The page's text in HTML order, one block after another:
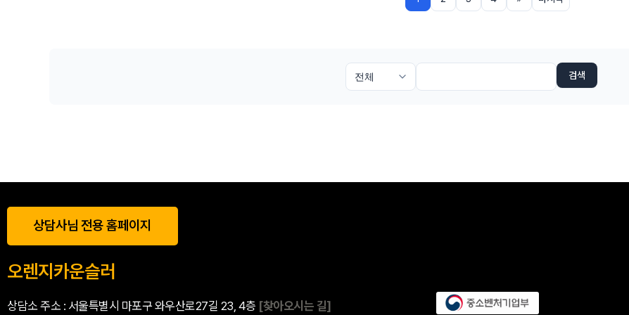
검색
상담사님 전용 홈페이지
오렌지카운슬러
상담소 주소 : 서울특별시 마포구 와우산로27길 23, 4층 [찾아오시는 길]